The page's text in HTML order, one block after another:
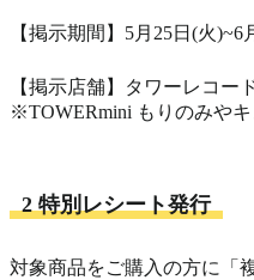
【掲示期間】5月25日(火)~6
【掲示店舗】タワーレコー
※TOWERmini もりのみやキ
2 特別レシート発行
対象商品をご購入の方に「